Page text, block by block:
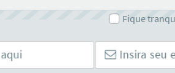
Fique